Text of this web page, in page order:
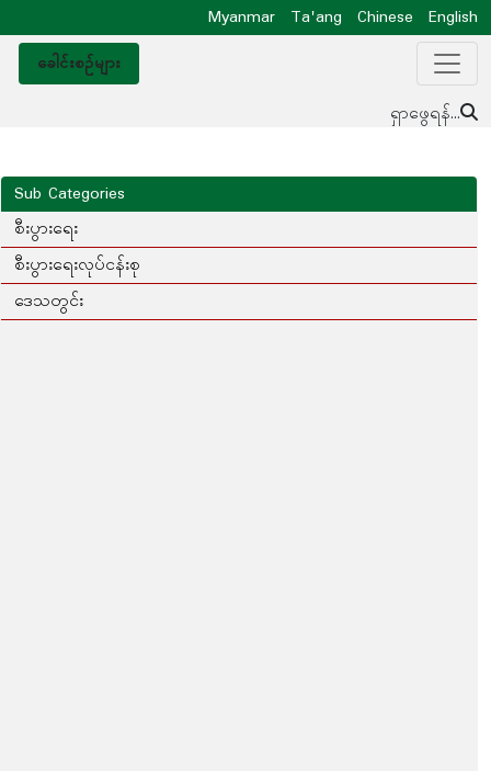
Myanmar Ta'ang Chinese
English
ခေါင်းစဥ်များ
ရှာဖွေရန်...
Sub Categories
စီးပွားရေး
စီးပွားရေးလုပ်ငန်းစု
ဒေသတွင်း